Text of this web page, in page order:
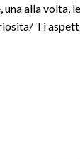
una alla
Ti